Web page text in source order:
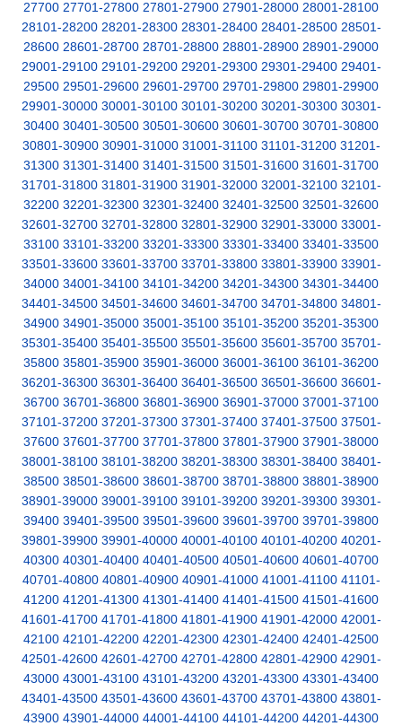
27700 27701-27800 27801-27900 27901-28000 28001-28100
28101-28200 28201-28300 28301-28400 28401-28500 28501-
28600 28601-28700 28701-28800 28801-28900 28901-29000
29001-29100 29101-29200 29201-29300 29301-29400 29401-
29500 29501-29600 29601-29700 29701-29800 29801-29900
29901-30000 30001-30100 30101-30200 30201-30300 30301-
30400 30401-30500 30501-30600 30601-30700 30701-30800
30801-30900 30901-31000 31001-31100 31101-31200 31201-
31300 31301-31400 31401-31500 31501-31600 31601-31700
31701-31800 31801-31900 31901-32000 32001-32100 32101-
32200 32201-32300 32301-32400 32401-32500 32501-32600
32601-32700 32701-32800 32801-32900 32901-33000 33001-
33100 33101-33200 33201-33300 33301-33400 33401-33500
33501-33600 33601-33700 33701-33800 33801-33900 33901-
34000 34001-34100 34101-34200 34201-34300 34301-34400
34401-34500 34501-34600 34601-34700 34701-34800 34801-
34900 34901-35000 35001-35100 35101-35200 35201-35300
35301-35400 35401-35500 35501-35600 35601-35700 35701-
35800 35801-35900 35901-36000 36001-36100 36101-36200
36201-36300 36301-36400 36401-36500 36501-36600 36601-
36700 36701-36800 36801-36900 36901-37000 37001-37100
37101-37200 37201-37300 37301-37400 37401-37500 37501-
37600 37601-37700 37701-37800 37801-37900 37901-38000
38001-38100 38101-38200 38201-38300 38301-38400 38401-
38500 38501-38600 38601-38700 38701-38800 38801-38900
38901-39000 39001-39100 39101-39200 39201-39300 39301-
39400 39401-39500 39501-39600 39601-39700 39701-39800
39801-39900 39901-40000 40001-40100 40101-40200 40201-
40300 40301-40400 40401-40500 40501-40600 40601-40700
40701-40800 40801-40900 40901-41000 41001-41100 41101-
41200 41201-41300 41301-41400 41401-41500 41501-41600
41601-41700 41701-41800 41801-41900 41901-42000 42001-
42100 42101-42200 42201-42300 42301-42400 42401-42500
42501-42600 42601-42700 42701-42800 42801-42900 42901-
43000 43001-43100 43101-43200 43201-43300 43301-43400
43401-43500 43501-43600 43601-43700 43701-43800 43801-
43900 43901-44000 44001-44100 44101-44200 44201-44300